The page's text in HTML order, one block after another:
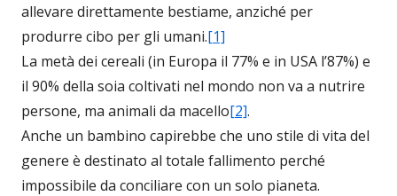
allevare direttamente bestiame, anziché per
produrre cibo per gli umani.[1]
La metà dei cereali (in Europa il 77% e in USA l’87%) e
il 90% della soia coltivati nel mondo non va a nutrire
persone, ma animali da macello[2].
Anche un bambino capirebbe che uno stile di vita del
genere è destinato al totale fallimento perché
impossibile da conciliare con un solo pianeta.